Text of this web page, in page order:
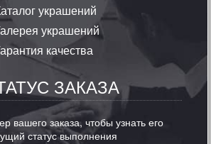
украшений
украшений
качества
ЗАКАЗА
вашего заказа, чтобы узнать его
статус выполнения